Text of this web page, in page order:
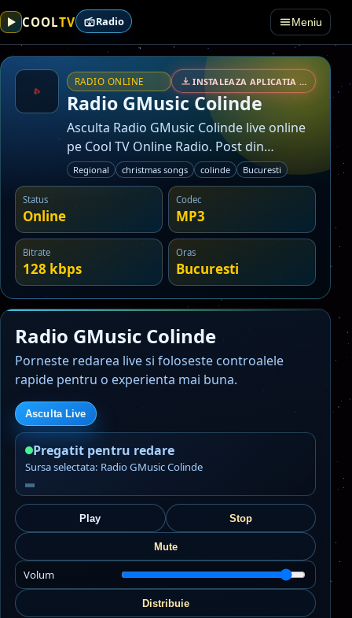
COOLTV Radio Meniu
RADIO ONLINE INSTALEAZA APLICATIA • SECURIZAT
Radio GMusic Colinde
Asculta Radio GMusic Colinde live online
pe Cool TV Online Radio. Post din
categoria radio regional. Emisie asociata
cu zona Bucuresti.
Regional christmas songs colinde Bucuresti
Status
Online
Codec
MP3
Bitrate
128 kbps
Oras
Bucuresti
Radio GMusic Colinde
Porneste redarea live si foloseste controalele
rapide pentru o experienta mai buna.
Asculta Live
Pregatit pentru redare
Sursa selectata: Radio GMusic Colinde
Play Stop
Mute
Volum
Distribuie